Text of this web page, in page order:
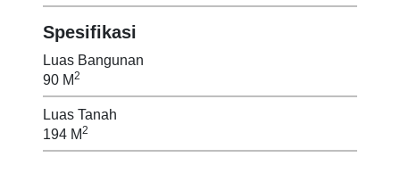
Spesifikasi
Luas Bangunan
90 M2
Luas Tanah
194 M2